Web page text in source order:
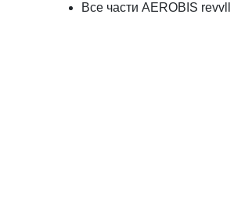
Все части AEROBIS